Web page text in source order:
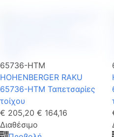
65736-HTM
HOHENBERGER RAKU
65736-HTM Ταπετσαρίες
τοίχου
€ 205,20 € 164,16
Διαθέσιμο